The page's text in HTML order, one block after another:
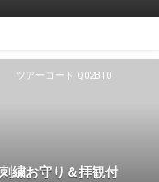
ツアーコード Q02B10
繍お守り＆拝観付